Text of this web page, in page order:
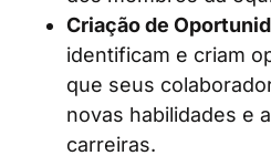
Criação de
identificam e criam
que seus
novas habilidades e
carreiras.